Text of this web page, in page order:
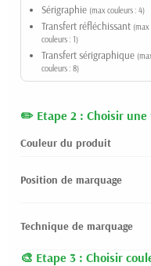
Sérigraphie (max couleurs : 4)
Transfert réfléchissant (max
couleurs : 1)
Transfert sérigraphique
couleurs : 8)
Etape 2 : Choisir
Couleur du produit
Position de marquage
Technique de marquage
Etape 3 : Choisir